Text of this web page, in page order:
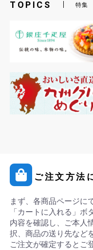
TOPICS 特集
ご注文方法
まず、各商品ページに
「カートに入れる」
内容を確認し、ご本人
択、商品の送り先など
ご注文が確定するとご